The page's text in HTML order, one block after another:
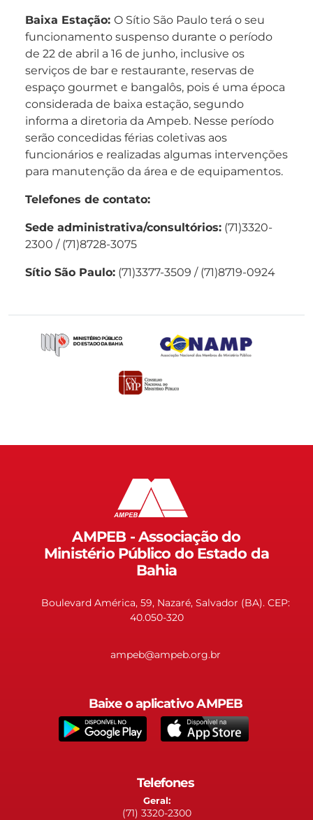
Baixa Estação: O Sítio São Paulo terá o seu
funcionamento suspenso durante o período
de 22 de abril a 16 de junho, inclusive os
serviços de bar e restaurante, reservas de
espaço gourmet e bangalôs, pois é uma época
considerada de baixa estação, segundo
informa a diretoria da Ampeb. Nesse período
serão concedidas férias coletivas aos
funcionários e realizadas algumas intervenções
para manutenção da área e de equipamentos.
Telefones de contato:
Sede administrativa/consultórios: (71)3320-
2300 / (71)8728-3075
Sítio São Paulo: (71)3377-3509 / (71)8719-0924
AMPEB - Associação do
Ministério Público do Estado da
Bahia
Boulevard América, 59, Nazaré, Salvador (BA). CEP:
40.050-320
ampeb@ampeb.org.br
Baixe o aplicativo AMPEB
Telefones
Geral:
(71) 3320-2300